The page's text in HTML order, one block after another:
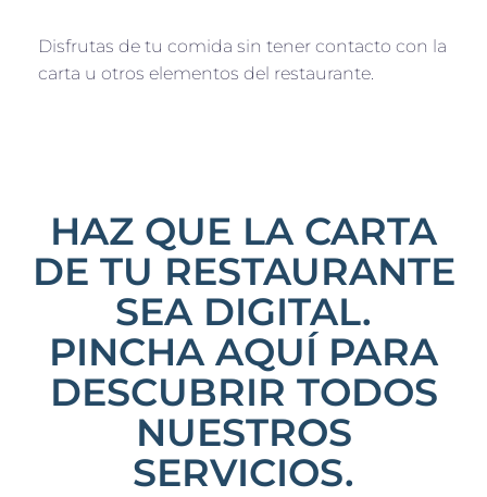
Disfrutas de tu comida sin tener contacto con la
carta u otros elementos del restaurante.
HAZ QUE LA CARTA
DE TU RESTAURANTE
SEA DIGITAL.
PINCHA AQUÍ PARA
DESCUBRIR TODOS
NUESTROS
SERVICIOS.